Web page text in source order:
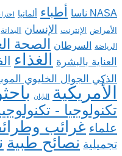
NASA ناسا أطباء ألمانيا
الأمراض الإنترنت الإنسان البدانة
الرياضة السرطان الصحة
العناية بالبشرة الغذاء
الذكي الجوال الخليوي
الأمريكية
اليابان
تكنولوجيا -
علماء غرائب
تجميلية نصائح طبية